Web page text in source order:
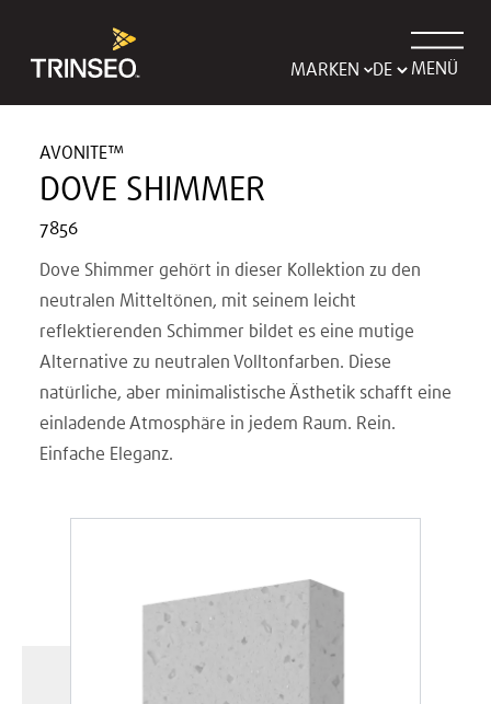
MARKEN MENÜ
AVONITE™
DOVE SHIMMER
7856
Dove Shimmer gehört in dieser Kollektion zu den
neutralen Mitteltönen, mit seinem leicht
reflektierenden Schimmer bildet es eine mutige
Alternative zu neutralen Volltonfarben. Diese
natürliche, aber minimalistische Ästhetik schafft eine
einladende Atmosphäre in jedem Raum. Rein.
Einfache Eleganz.